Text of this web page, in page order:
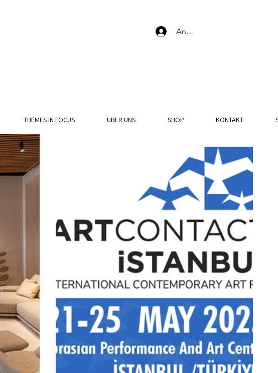
Anmelden
THEMES IN FOCUS ÜBER UNS SHOP KONTAKT